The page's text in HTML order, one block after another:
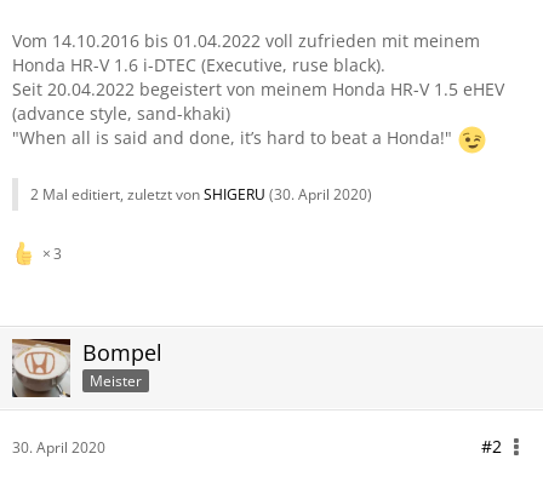
Vom 14.10.2016 bis 01.04.2022 voll zufrieden mit meinem
Honda HR-V 1.6 i-DTEC (Executive, ruse black).
Seit 20.04.2022 begeistert von meinem Honda HR-V 1.5 eHEV
(advance style, sand-khaki)
"When all is said and done, it’s hard to beat a Honda!"
2 Mal editiert, zuletzt vonSHIGERU (30. April 2020)
3
Bompel
Meister
30. April 2020 #2